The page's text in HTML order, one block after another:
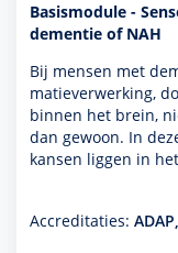
Basismodule -
dementie of NAH
Bij mensen met
matieverwerking,
binnen het brein,
dan gewoon. In
kansen liggen in
Accreditaties: